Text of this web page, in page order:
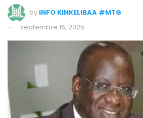
by INFO KINKELIBAA #MTG
septembre 16, 2025